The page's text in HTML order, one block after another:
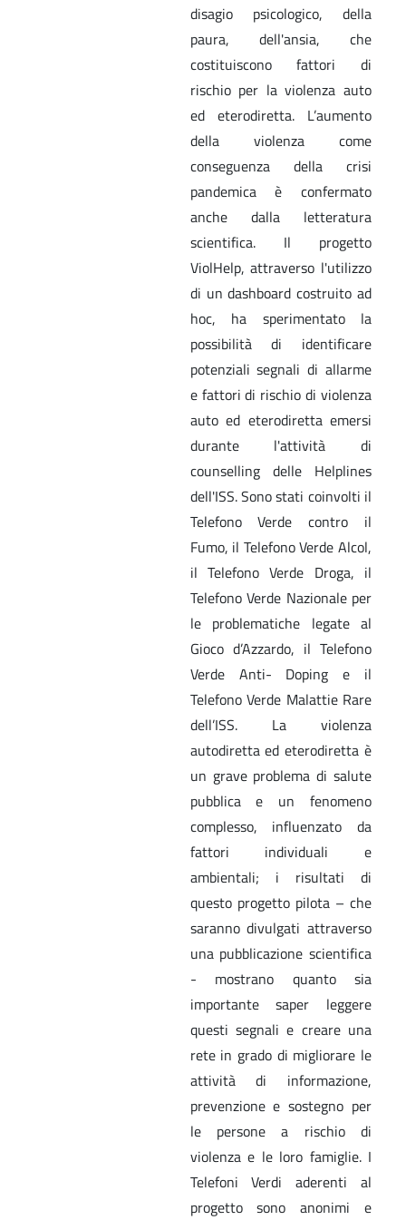
disagio psicologico, della
paura, dell'ansia, che
costituiscono fattori di
rischio per la violenza auto
ed eterodiretta. L’aumento
della violenza come
conseguenza della crisi
pandemica è confermato
anche dalla letteratura
scientifica. Il progetto
ViolHelp, attraverso l'utilizzo
di un dashboard costruito ad
hoc, ha sperimentato la
possibilità di identificare
potenziali segnali di allarme
e fattori di rischio di violenza
auto ed eterodiretta emersi
durante l'attività di
counselling delle Helplines
dell'ISS. Sono stati coinvolti il
Telefono Verde contro il
Fumo, il Telefono Verde Alcol,
il Telefono Verde Droga, il
Telefono Verde Nazionale per
le problematiche legate al
Gioco d’Azzardo, il Telefono
Verde Anti- Doping e il
Telefono Verde Malattie Rare
dell’ISS. La violenza
autodiretta ed eterodiretta è
un grave problema di salute
pubblica e un fenomeno
complesso, influenzato da
fattori individuali e
ambientali; i risultati di
questo progetto pilota – che
saranno divulgati attraverso
una pubblicazione scientifica
- mostrano quanto sia
importante saper leggere
questi segnali e creare una
rete in grado di migliorare le
attività di informazione,
prevenzione e sostegno per
le persone a rischio di
violenza e le loro famiglie. I
Telefoni Verdi aderenti al
progetto sono anonimi e